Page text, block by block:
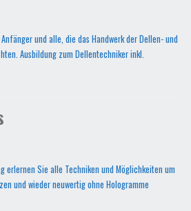
und alle, die das Handwerk der Dellen- und
Ausbildung zum Dellentechniker inkl.
erlernen Sie alle Techniken und Möglichkeiten um
und wieder neuwertig ohne Hologramme